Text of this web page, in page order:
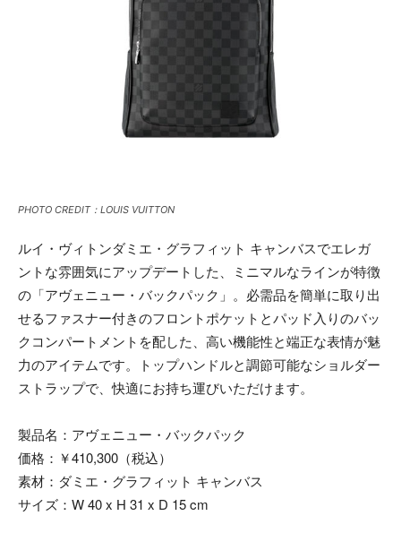
PHOTO CREDIT：LOUIS VUITTON
ルイ・ヴィトンダミエ・グラフィット キャンバスでエレガ
ントな雰囲気にアップデートした、ミニマルなラインが特徴
の「アヴェニュー・バックパック」。必需品を簡単に取り出
せるファスナー付きのフロントポケットとパッド入りのバッ
クコンパートメントを配した、高い機能性と端正な表情が魅
力のアイテムです。トップハンドルと調節可能なショルダー
ストラップで、快適にお持ち運びいただけます。
製品名：アヴェニュー・バックパック
価格：￥410,300（税込）
素材：ダミエ・グラフィット キャンバス
サイズ：W 40 x H 31 x D 15 cm